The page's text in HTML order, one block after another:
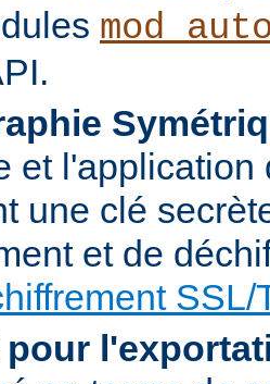
et
une clé
et de
SSL/
pour